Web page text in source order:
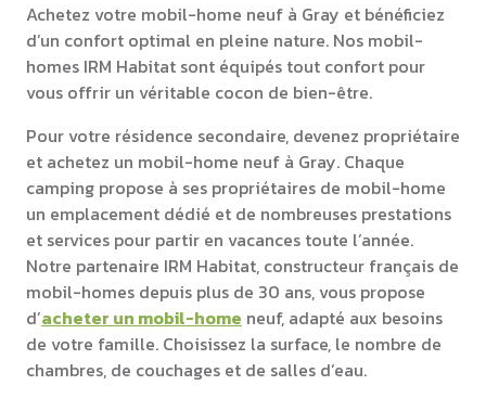
Achetez votre mobil-home neuf à Gray et bénéficiez
d’un confort optimal en pleine nature. Nos mobil-
homes IRM Habitat sont équipés tout confort pour
vous offrir un véritable cocon de bien-être.
Pour votre résidence secondaire, devenez propriétaire
et achetez un mobil-home neuf à Gray. Chaque
camping propose à ses propriétaires de mobil-home
un emplacement dédié et de nombreuses prestations
et services pour partir en vacances toute l’année.
Notre partenaire IRM Habitat, constructeur français de
mobil-homes depuis plus de 30 ans, vous propose
d’acheter un mobil-home neuf, adapté aux besoins
de votre famille. Choisissez la surface, le nombre de
chambres, de couchages et de salles d’eau.